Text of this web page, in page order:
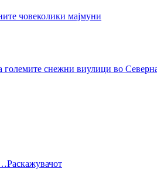
човеколики мајмуни
големите снежни виулици во
Раскажувачот